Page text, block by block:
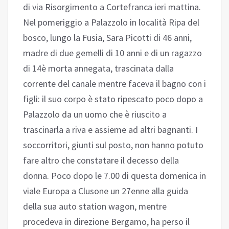
di via Risorgimento a Cortefranca ieri mattina.
Nel pomeriggio a Palazzolo in località Ripa del
bosco, lungo la Fusia, Sara Picotti di 46 anni,
madre di due gemelli di 10 anni e di un ragazzo
di 14è morta annegata, trascinata dalla
corrente del canale mentre faceva il bagno con i
figli: il suo corpo è stato ripescato poco dopo a
Palazzolo da un uomo che è riuscito a
trascinarla a riva e assieme ad altri bagnanti. I
soccorritori, giunti sul posto, non hanno potuto
fare altro che constatare il decesso della
donna. Poco dopo le 7.00 di questa domenica in
viale Europa a Clusone un 27enne alla guida
della sua auto station wagon, mentre
procedeva in direzione Bergamo, ha perso il